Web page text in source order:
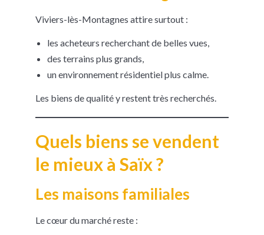
Viviers-lès-Montagnes attire surtout :
les acheteurs recherchant de belles vues,
des terrains plus grands,
un environnement résidentiel plus calme.
Les biens de qualité y restent très recherchés.
Quels biens se vendent
le mieux à Saïx ?
Les maisons familiales
Le cœur du marché reste :